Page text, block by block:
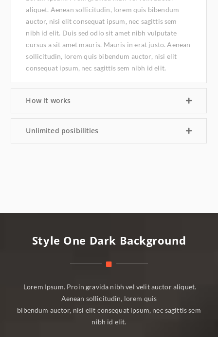
aliquet. Aenean sollicitudin, lorem quis bibendum
auctor, nisi elit consequat ipsum, nec sagittis sem
nibh id elit. Duis sed odio sit amet nibh vulputate
cursus a sit amet mauris. Mauris in erat justo. Aenean
sollicitudin, lorem quis bibendum auctor, nisi elit
consequat ipsum, nec sagittis sem nibh id elit.
How it works
Unlimited posibilities
Style One Dark Background
Lorem Ipsum. Proin gravida nibh vel velit auctor aliquet.
Aenean sollicitudin, lorem quis
bibendum auctor, nisi elit consequat ipsum, nec sagittis sem
nibh id elit.